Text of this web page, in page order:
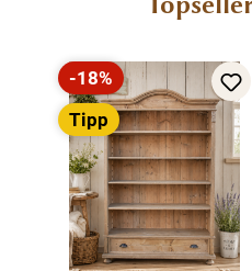
Rabatt
-18%
Tipp